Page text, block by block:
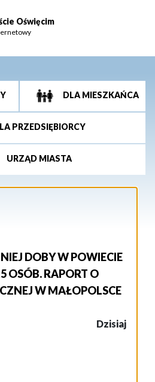
Oświęcim
DLA MIESZKAŃCA
PRZEDSIĘBIORCY
URZĄD MIASTA
DOBY W POWIECIE
OSÓB. RAPORT O
W MAŁOPOLSCE
Dzisiaj